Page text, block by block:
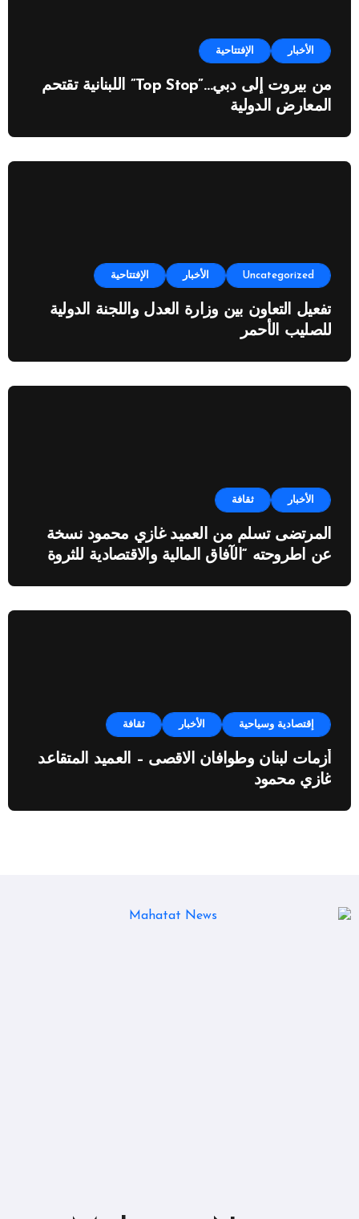
الأخبار الإفتتاحية
من بيروت إلى دبي…”Top Stop” اللبنانية تقتحم
المعارض الدولية
Uncategorized الأخبار الإفتتاحية
تفعيل التعاون بين وزارة العدل واللجنة الدولية
للصليب الأحمر
الأخبار ثقافة
المرتضى تسلم من العميد غازي محمود نسخة
عن اطروحته “الآفاق المالية والاقتصادية للثروة
إقتصادية وسياحية الأخبار ثقافة
أزمات لبنان وطوافان الاقصى – العميد المتقاعد
غازي محمود